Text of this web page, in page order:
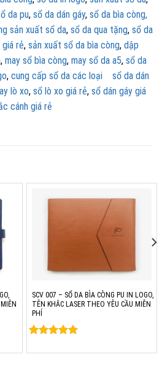
da pu, sổ da dán gáy, sổ da bìa còng,
sản xuất sổ da, sổ da qua tặng, sổ da
giá rẻ, sản xuất sổ da bìa còng, dập
, may sổ bìa còng, may sổ da a5, sổ da
, cung cấp sổ da các loại
sổ da dán
lò xo, sổ lò xo giá rẻ, sổ dán gáy giá
cánh giá rẻ
SCV 007 – SỔ DA BÌA CÒNG PU IN LOGO,
TÊN KHẮC LASER THEO YÊU CẦU MIỄN
PHÍ
out of 5